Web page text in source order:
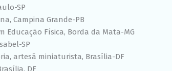
SP
Campina Grande-PB
Educação Física, Borda da Mata-MG
SP
artesã miniaturista, Brasília-DF
DF